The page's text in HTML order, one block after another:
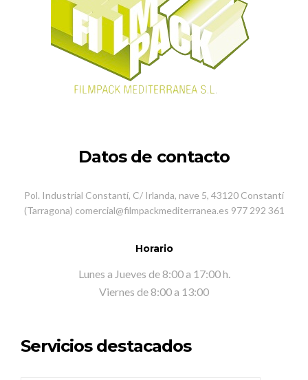
Datos de contacto
Pol. Industrial Constantí, C/ Irlanda, nave 5, 43120 Constantí
(Tarragona) comercial@filmpackmediterranea.es 977 292 361
Horario
Lunes a Jueves de 8:00 a 17:00 h.
Viernes de 8:00 a 13:00
Servicios destacados